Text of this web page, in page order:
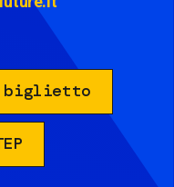
biglietto